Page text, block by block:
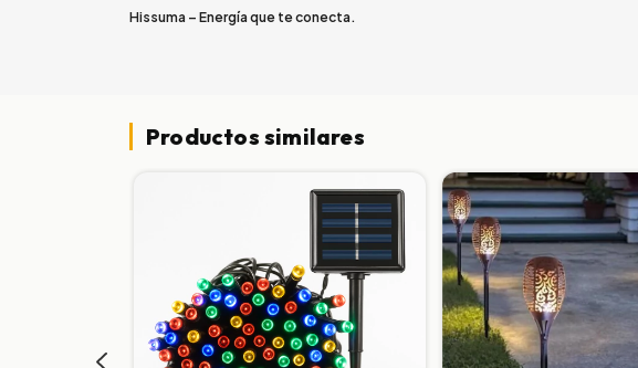
Hissuma – Energía que te conecta.
Productos similares